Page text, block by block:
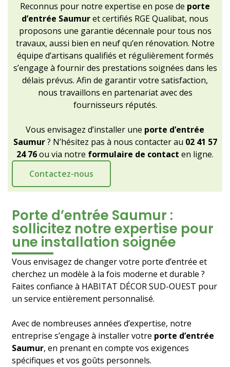
Reconnus pour notre expertise en pose de porte
d’entrée Saumuret certifiés RGE Qualibat, nous
proposons une garantie décennale pour tous nos
travaux, aussi bien en neuf qu’en rénovation. Notre
équipe d’artisans qualifiés et régulièrement formés
s’engage à fournir des prestations soignées dans les
délais prévus. Afin de garantir votre satisfaction,
nous travaillons en partenariat avec des
fournisseurs réputés.
Vous envisagez d’installer une porte d’entrée
Saumur? N’hésitez pas à nous contacter au 02 41 57
24 76ou via notre formulaire de contact en ligne.
Contactez-nous
Porte d’entrée Saumur :
sollicitez notre expertise pour
une installation soignée
Vous envisagez de changer votre porte d’entrée et
cherchez un modèle à la fois moderne et durable ?
Faites confiance à HABITAT DÉCOR SUD-OUEST pour
un service entièrement personnalisé.
Avec de nombreuses années d’expertise, notre
entreprise s’engage à installer votre porte d’entrée
Saumur, en prenant en compte vos exigences
spécifiques et vos goûts personnels.